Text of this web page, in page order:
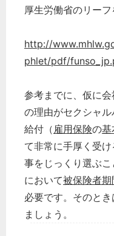
厚生労働省のリー
http://
phlet/pdf/
参考までに、仮に
の理由がセクシャル
給付（ 雇用保険の基
て非常に手厚く受
事をじっくり選ぶ
において被保険者期
必要です。そのと
ましょう。